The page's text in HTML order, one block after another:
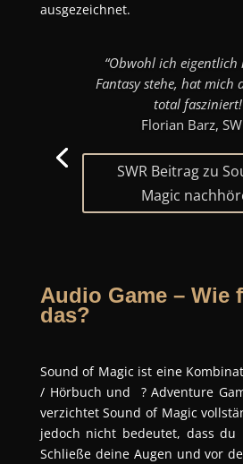
ausgezeichnet.
“Obwohl ich
Fantasy stehe, hat mich
total
Florian Barz,
SWR Beitrag zu
Magic
Audio Game – Wie
das?
Sound of Magic ist eine
/ Hörbuch und ? Adventure
verzichtet Sound of Magic
jedoch nicht bedeutet, dass du
Schließe deine Augen und vor